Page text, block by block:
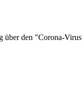
den "Corona-